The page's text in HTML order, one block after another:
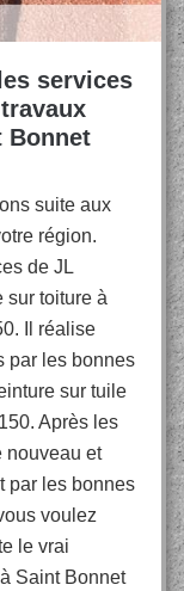
services
Bonnet
suite aux
région.
de JL
sur toiture à
Il réalise
par les bonnes
sur tuile
Après les
nouveau et
par les bonnes
voulez
le vrai
Saint Bonnet